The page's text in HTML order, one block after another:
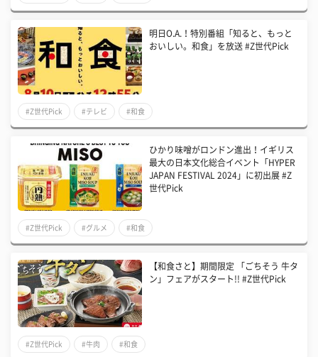
明日O.A.！特別番組「知ると、もっと
おいしい。和食」を放送 #Z世代Pick
#Z世代Pick #テレビ #和食
ひかり味噌がロンドン進出！イギリス
最大の日本文化総合イベント「HYPER
JAPAN FESTIVAL 2024」に初出展 #Z
世代Pick
#Z世代Pick #グルメ #和食
【和食さと】期間限定 「ごちそう 牛タ
ン」フェアがスタート!! #Z世代Pick
#Z世代Pick #牛肉 #和食